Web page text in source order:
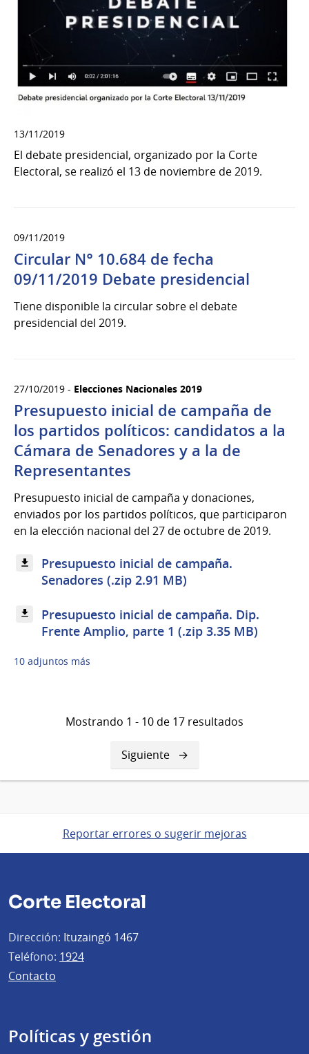
13/11/2019
El debate presidencial, organizado por la Corte
Electoral, se realizó el 13 de noviembre de 2019.
09/11/2019
Circular N° 10.684 de fecha
09/11/2019 Debate presidencial
Tiene disponible la circular sobre el debate
presidencial del 2019.
27/10/2019 - Elecciones Nacionales 2019
Presupuesto inicial de campaña de
los partidos políticos: candidatos a la
Cámara de Senadores y a la de
Representantes
Presupuesto inicial de campaña y donaciones,
enviados por los partidos políticos, que participaron
en la elección nacional del 27 de octubre de 2019.
Presupuesto inicial de campaña.
Senadores (.zip 2.91 MB)
Presupuesto inicial de campaña. Dip.
Frente Amplio, parte 1 (.zip 3.35 MB)
10 adjuntos más
Mostrando 1 - 10 de 17 resultados
Siguiente
página
Siguiente
Reportar errores o sugerir mejoras
Corte Electoral
Dirección: Ituzaingó 1467
Teléfono: 1924
Contacto
Políticas y gestión